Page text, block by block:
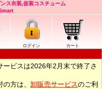
ス衣装,仮装コスチューム
ログイン カート
ビスは2026年2月末で終了さ
方は、 卸販売サービスのご利